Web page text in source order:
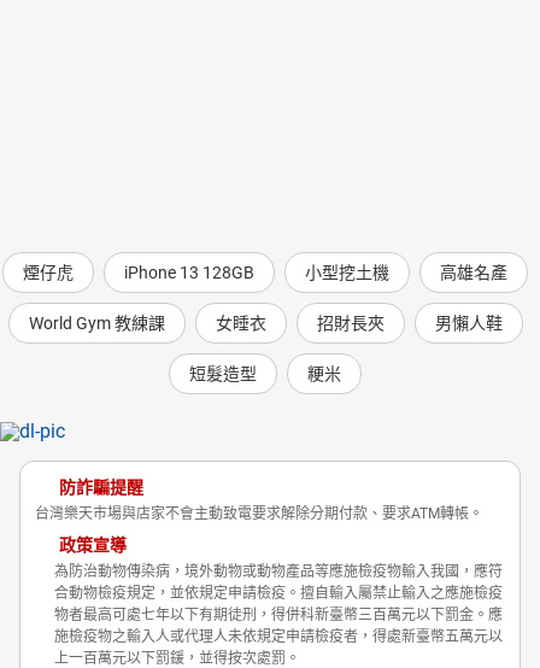
煙仔虎 iPhone 13 128GB 小型挖土機 高雄名產
World Gym 教練課 女睡衣 招財長夾 男懶人鞋
短髮造型 粳米
防詐騙提醒
台灣樂天市場與店家不會主動致電要求解除分期付款、要求ATM轉帳。
政策宣導
為防治動物傳染病，境外動物或動物產品等應施檢疫物輸入我國，應符
合動物檢疫規定，並依規定申請檢疫。擅自輸入屬禁止輸入之應施檢疫
物者最高可處七年以下有期徒刑，得併科新臺幣三百萬元以下罰金。應
施檢疫物之輸入人或代理人未依規定申請檢疫者，得處新臺幣五萬元以
上一百萬元以下罰鍰，並得按次處罰。